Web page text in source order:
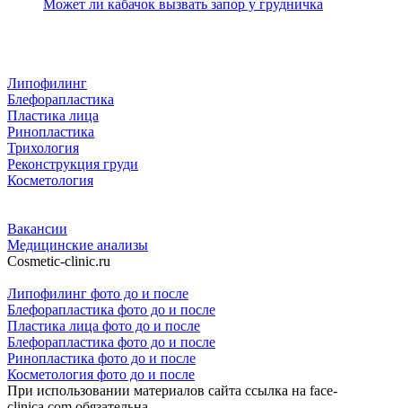
Может ли кабачок вызвать запор у грудничка
Липофилинг
Блефорапластика
Пластика лица
Ринопластика
Трихология
Реконструкция груди
Косметология
Вакансии
Медицинские анализы
Cosmetic-clinic.ru
Липофилинг фото до и после
Блефорапластика фото до и после
Пластика лица фото до и после
Блефорапластика фото до и после
Ринопластика фото до и после
Косметология фото до и после
При использовании материалов сайта ссылка на face-